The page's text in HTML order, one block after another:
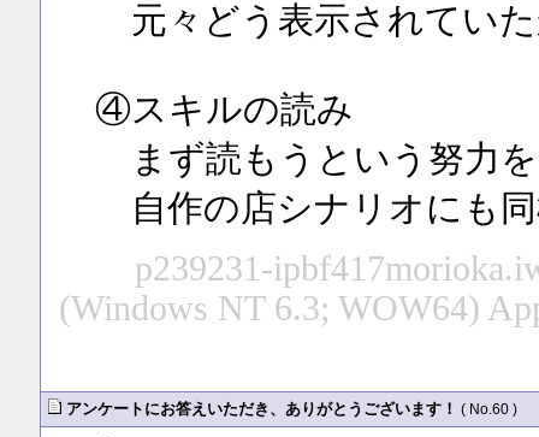
元々どう表示されてい
④スキルの読み
まず読もうという努力
自作の店シナリオにも
p239231-
(Windows NT 6.3; WOW64)
アンケートにお答えいただき、ありがとうございます！ ( No.60 )